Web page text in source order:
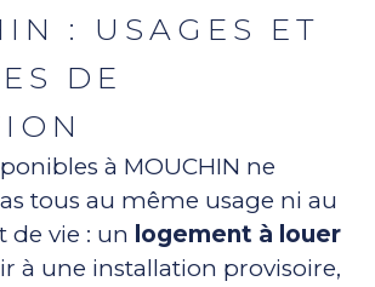
: USAGES ET
DE
à MOUCHIN ne
tous au même usage ni au
vie : un logement à louer
à une installation provisoire,